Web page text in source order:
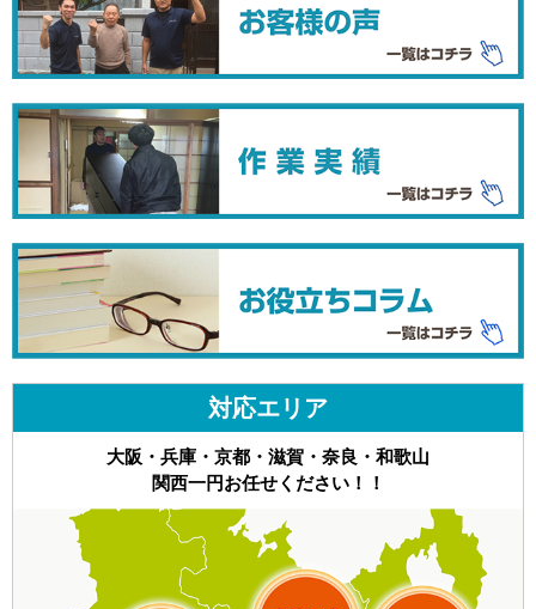
対応エリア
大阪・兵庫・京都・滋賀・奈良・和歌山
関西一円お任せください！！